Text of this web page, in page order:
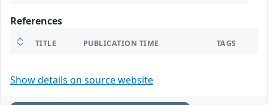
References
TITLE PUBLICATION TIME TAGS
Show details on source website